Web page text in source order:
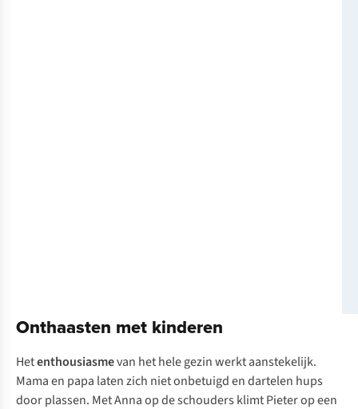
Onthaasten met kinderen
Hetenthousiasmevan het hele gezin werkt aanstekelijk.
Mama en papa laten zich niet onbetuigd en dartelen hups
door plassen. Met Anna op de schouders klimt Pieter op een